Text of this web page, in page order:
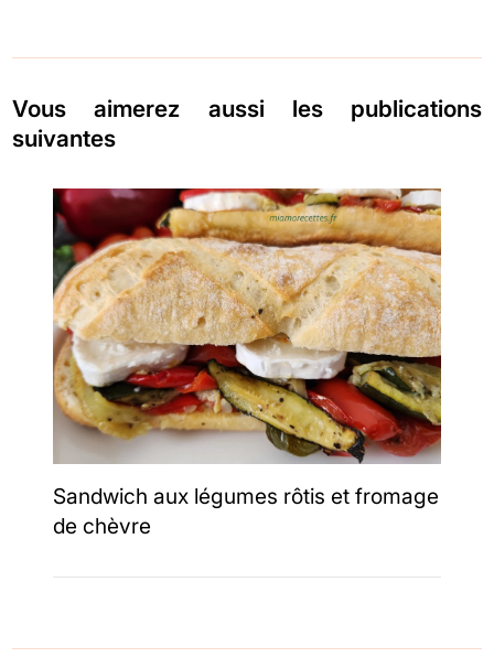
Vous aimerez aussi les publications
suivantes
Sandwich aux légumes rôtis et fromage
de chèvre